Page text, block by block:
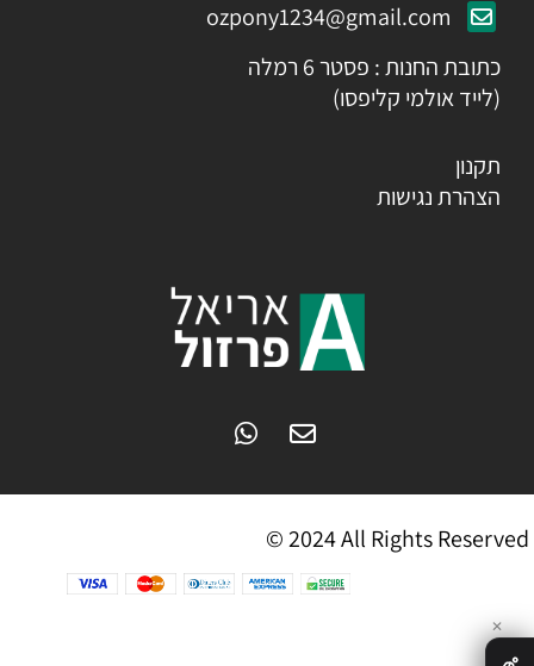
ozpony1234@gmail.com
כתובת החנות : פסטר 6 רמלה
(לייד אולמי קליפסו)
תקנון
הצהרת נגישות
© 2024 All Rights Reserved
✕